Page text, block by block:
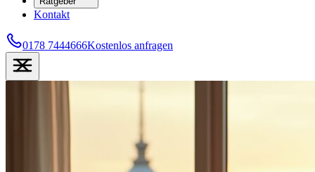
Kontakt
0178 7444666Kostenlos anfragen